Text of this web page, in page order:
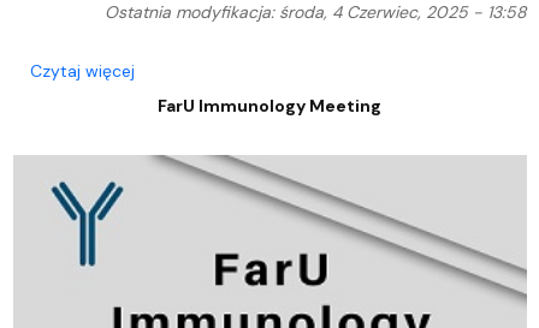
Ostatnia modyfikacja: środa, 4 Czerwiec, 2025 - 13:58
Czytaj więcejo FarU Immunology Meeting
FarU Immunology Meeting